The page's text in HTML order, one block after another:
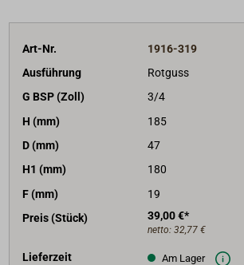
Art-Nr.
1916-319
Ausführung
Rotguss
G BSP (Zoll)
3/4
H (mm)
185
D (mm)
47
H1 (mm)
180
F (mm)
19
Preis (Stück)
39,00 €*
netto: 32,77 €
Lieferzeit Am Lager